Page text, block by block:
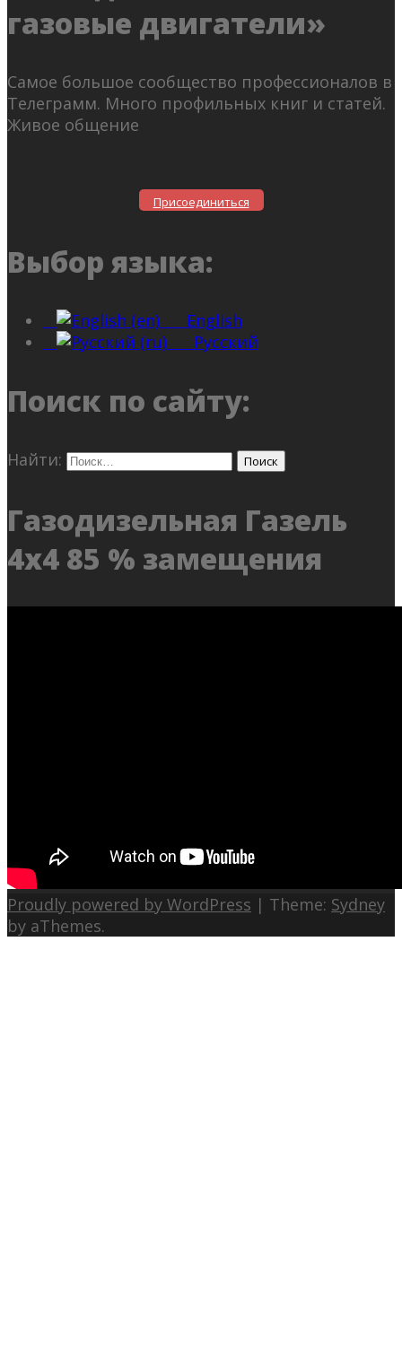
газовые двигатели»
Самое большое сообщество профессионалов в
Телеграмм. Много профильных книг и статей.
Живое общение
Присоединиться
Выбор языка:
English
Русский
Поиск по сайту:
Найти:
Газодизельная Газель
4х4 85 % замещения
Proudly powered by WordPress | Theme: Sydney
by aThemes.